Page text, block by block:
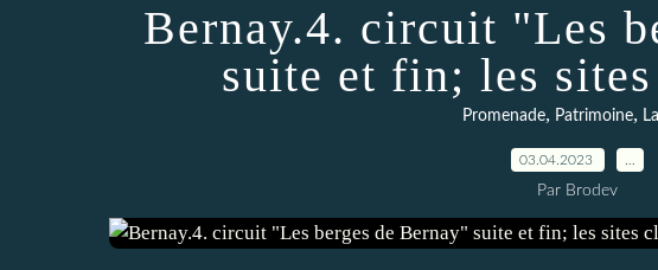
Bernay.4. circuit "Les
suite et fin; les
Promenade, Patrimoine,
03.04.2023
Par Brodev